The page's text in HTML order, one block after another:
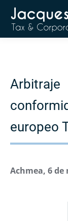
europeo
Achmea, 6 de